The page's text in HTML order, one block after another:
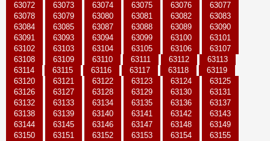
63072
63073 63074 63075 63076
63077
63078
63079 63080 63081 63082
63083
63084
63085 63087 63088 63089
63090
63091
63093 63094 63099 63100
63101
63102
63103 63104 63105 63106
63107
63108
63109 63110 63111 63112
63113
63114
63115 63116 63117 63118
63119
63120
63121 63122 63123 63124
63125
63126
63127 63128 63129 63130
63131
63132
63133 63134 63135 63136
63137
63138
63139 63140 63141 63142
63143
63144
63145 63146 63147 63148
63149
63150
63151 63152 63153 63154
63155